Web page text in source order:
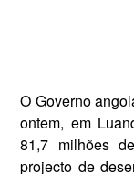
O Governo
on­tem, em
81,7 milhões
projecto de